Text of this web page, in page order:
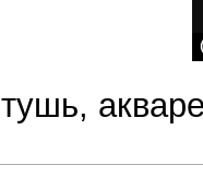
тушь,